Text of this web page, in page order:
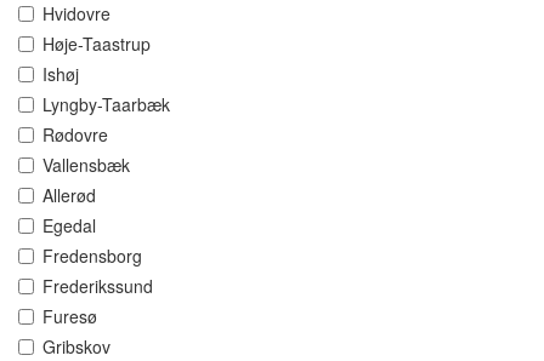
Hvidovre
Høje-Taastrup
Ishøj
Lyngby-Taarbæk
Rødovre
Vallensbæk
Allerød
Egedal
Fredensborg
Frederikssund
Furesø
Gribskov